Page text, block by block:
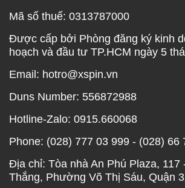
Mã số thuế: 0313787000
Được cấp bởi Phòng đăng ký kinh
hoạch và đầu tư TP.HCM ngày 5
Email: hotro@xspin.vn
Duns Number: 556872988
Hotline-Zalo: 0915.660068
Phone: (028) 777 03 999 - (028) 66
Địa chỉ: Tòa nhà An Phú Plaza, 117
Thắng, Phường Võ Thị Sáu, Quận